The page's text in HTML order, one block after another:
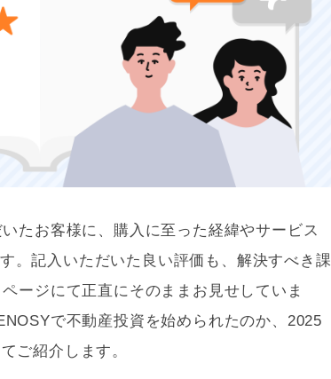
たお客様に、購入に至った経緯やサービス
。記入いただいた良い評価も、解決すべき課
ページにて正直にそのままお見せしていま
で不動産投資を始められたのか、2025
ご紹介します。